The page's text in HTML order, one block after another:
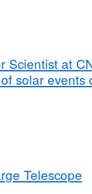
Scientist at
solar events
Telescope